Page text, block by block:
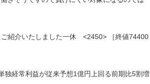
紹介いたしました一休 <2450> ［終値74400
独経常利益が従来予想1億円上回る前期比5割増